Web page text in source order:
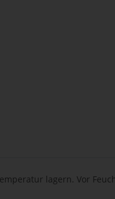
lagern. Vor